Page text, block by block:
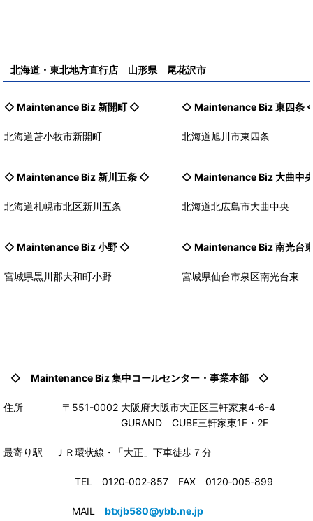
北海道・東北地方直行店 山形県 尾花沢市
◇ Maintenance Biz新開町 ◇
北海道苫小牧市新開町
◇ Maintenance Biz東四条
北海道旭川市東四条
◇ Maintenance Biz新川五条 ◇
北海道札幌市北区新川五条
◇ Maintenance Biz大曲中
北海道北広島市大曲中央
◇ Maintenance Biz小野 ◇
宮城県黒川郡大和町小野
◇ Maintenance Biz南光台
宮城県仙台市泉区南光台東
◇ Maintenance Biz 集中コールセンター・事業本部 ◇
住所 〒551-0002 大阪府大阪市大正区三軒家東4-6-4
GURAND CUBE三軒家東1F・2F
最寄り駅 ＪＲ環状線・「大正」下車徒歩７分
TEL 0120‐002‐857 FAX 0120‐005‐899
MAIL btxjb580@ybb.ne.jp